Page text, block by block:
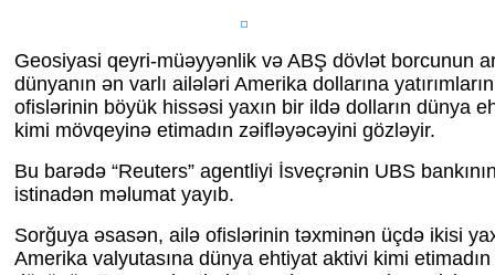
Geosiyasi qeyri-müəyyənlik və ABŞ dövlət borcunun
dünyanın ən varlı ailələri Amerika dollarına
ofislərinin böyük hissəsi yaxın bir ildə dolların dünya
kimi mövqeyinə etimadın zəifləyəcəyini gözləyir.
Bu barədə “Reuters” agentliyi İsveçrənin UBS
istinadən məlumat yayıb.
Sorğuya əsasən, ailə ofislərinin təxminən üçdə ikisi
Amerika valyutasına dünya ehtiyat aktivi kimi